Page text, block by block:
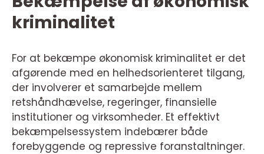
kriminalitet
For at bekæmpe økonomisk kriminalitet er det
afgørende med en helhedsorienteret tilgang,
der involverer et samarbejde mellem
retshåndhævelse, regeringer, finansielle
institutioner og virksomheder. Et effektivt
bekæmpelsessystem indebærer både
forebyggende og repressive foranstaltninger.